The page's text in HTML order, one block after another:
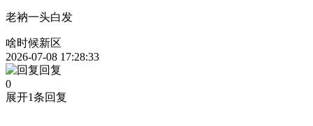
老衲一头白发
啥时候新区
2026-07-08 17:28:33
回复
0
展开1条回复